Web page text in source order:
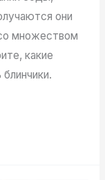
они
множеством
какие